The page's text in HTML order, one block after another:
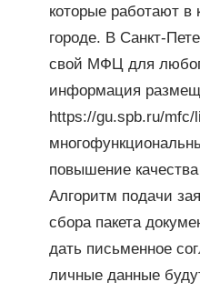
которые работают в
городе. В Санкт-
свой МФЦ для
информация
https://gu.spb.ru/mfc/
повышение
Алгоритм подачи
сбора пакета
дать письменное
личные данные